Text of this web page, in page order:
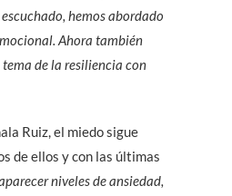
hemos abordado
Ahora también
de la resiliencia con
Ruiz, el miedo sigue
de ellos y con las últimas
niveles de ansiedad,